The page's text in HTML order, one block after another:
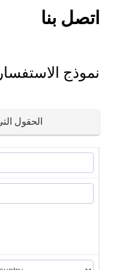
اتصل بنا
نموذج الاستفسار